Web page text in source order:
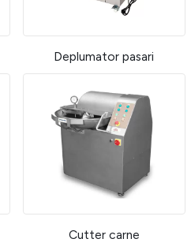
Deplumator pasari
Cutter carne